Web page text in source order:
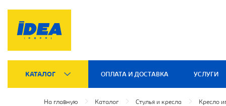
КАТАЛОГ ОПЛАТА И ДОСТАВКА УСЛУГИ
На главную Каталог Стулья и кресла Кресло